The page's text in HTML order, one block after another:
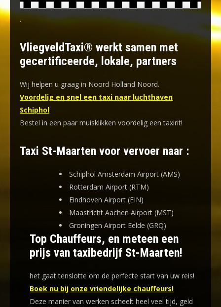
.
VliegveldTaxi® werkt samen met
gecertificeerde, lokale, partners
Wij helpen u graag in Noord Holland Noord.
Voordelig en snel een taxi naar luchthaven
Schiphol
Bestel in een paar muisklikken voordelig een taxirit!
Taxi St-Maarten voor vervoer naar :
Schiphol Amsterdam Airport (AMS)
Rotterdam Airport (RTM)
Eindhoven Airport (EIN)
Maastricht Aachen Airport (MST)
Groningen Airport Eelde (GRQ)
Top Chauffeurs, en meteen een
prijs van taxibedrijf St-Maarten!
het gaat tenslotte om de perfecte start van uw reis!
Boek nu bij onze vriendelijke chauffeurs!
Deze manier van werken scheelt heel veel tijd, geld